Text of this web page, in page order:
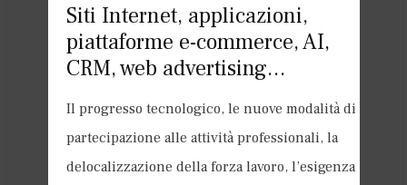
Siti Internet, applicazioni,
piattaforme e-commerce, AI,
CRM, web advertising…
Il progresso tecnologico, le nuove modalità di
partecipazione alle attività professionali, la
delocalizzazione della forza lavoro, l’esigenza